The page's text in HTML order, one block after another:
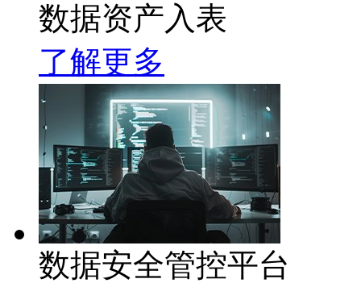
数据资产入表
了解更多
数据安全管控平台